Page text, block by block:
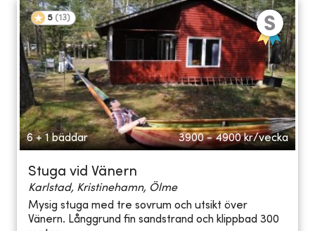
5 (13)
6 + 1 bäddar 3900 - 4900 kr/vecka
Stuga vid Vänern
Karlstad, Kristinehamn, Ölme
Mysig stuga med tre sovrum och utsikt över
Vänern. Långgrund fin sandstrand och klippbad 300